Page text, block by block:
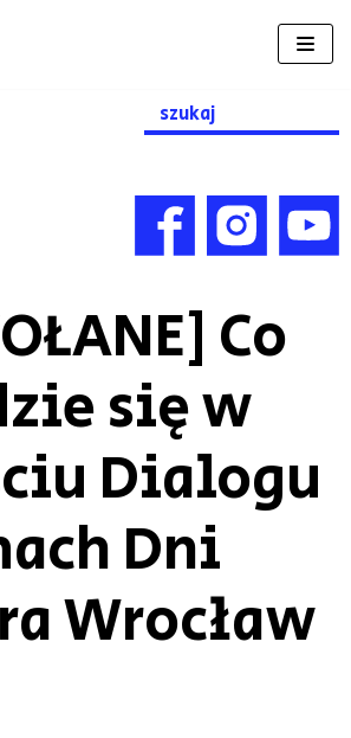
Search
for:
Co
się w
Dialogu
Dni
Wrocław